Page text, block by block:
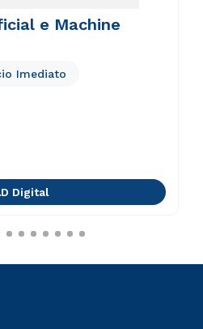
e Machine
Imediato
Digital